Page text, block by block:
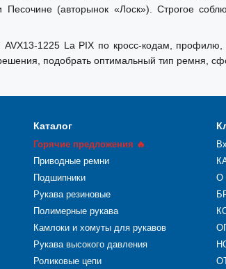
Песочине (авторынок «Лоск»). Строгое
1225 La PIX по кросс-кодам,
подобрать оптимальный тип ремня,
Каталог
Горячие предложения 🔥
Приводные ремни
Подшипники
Рукава резиновые
Полимерные рукава
Камлоки и хомуты для рукавов
Рукава высокого давления
Роликовые цепи
О